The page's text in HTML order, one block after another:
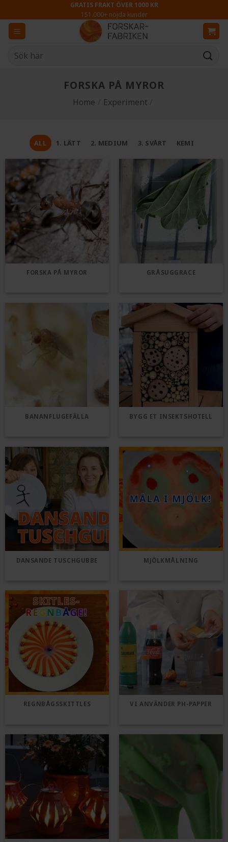
to
content
GRATIS FRAKT ÖVER 1000 KR
151.000+ nöjda kunder
Sök
FORSKA PÅ MYROR
Home Experiment
ALL 1. LÄTT 2. MEDIUM 3. SVÅRT KEMI
FORSKA PÅ MYROR GRÅSUGGRACE
BANANFLUGEFÄLLA BYGG ET INSEKTSHOTELL
DANSANDE TUSCHGUBBE MJÖLKMÅLNING
REGNBÅGSSKITTLES VI ANVÄNDER PH-PAPPER